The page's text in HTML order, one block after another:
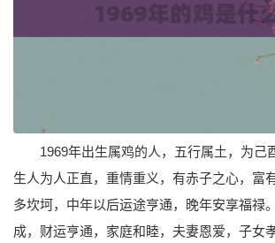
1969年出生属鸡的人，五行属土，为己
生人为人正直，重情重义，有赤子之心，富
多坎坷，中年以后运途亨通，晚年安享福禄
成，财运亨通，家庭和睦，夫妻恩爱，子女